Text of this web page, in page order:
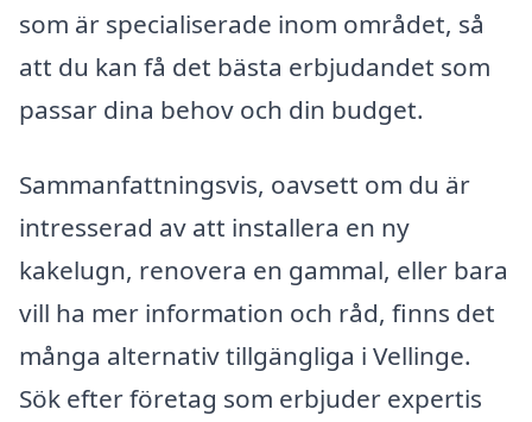
som är specialiserade inom området, så
att du kan få det bästa erbjudandet som
passar dina behov och din budget.
Sammanfattningsvis, oavsett om du är
intresserad av att installera en ny
kakelugn, renovera en gammal, eller bara
vill ha mer information och råd, finns det
många alternativ tillgängliga i Vellinge.
Sök efter företag som erbjuder expertis